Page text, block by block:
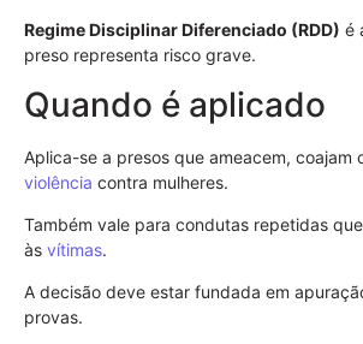
Regime Disciplinar Diferenciado (RDD) é
preso representa risco grave.
Quando é aplicado
Aplica-se a presos que ameacem, coajam
violência contra mulheres.
Também vale para condutas repetidas
às vítimas.
A decisão deve estar fundada em
provas.